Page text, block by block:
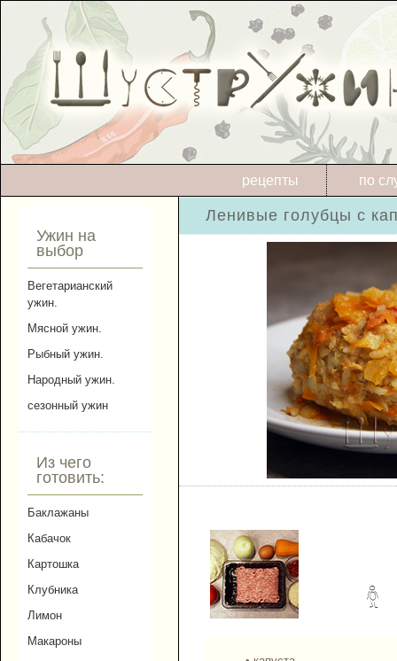
по
рецепты
Ужин на
выбор
Вегетарианский
ужин.
Мясной ужин.
Рыбный ужин.
Народный ужин.
сезонный ужин
Из чего
готовить:
Баклажаны
Кабачок
Картошка
Клубника
Лимон
Макароны
Ленивые голубцы с